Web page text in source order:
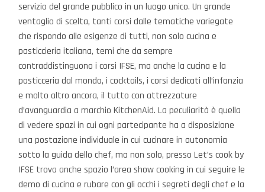
servizio del grande pubblico in un luogo unico. Un grande
ventaglio di scelta, tanti corsi dalle tematiche variegate
che rispondo alle esigenze di tutti, non solo cucina e
pasticcieria italiana, temi che da sempre
contraddistinguono i corsi IFSE, ma anche la cucina e la
pasticceria dal mondo, i cocktails, i corsi dedicati all’infanzia
e molto altro ancora, il tutto con attrezzature
d’avanguardia a marchio KitchenAid. La peculiarità è quella
di vedere spazi in cui ogni partecipante ha a disposizione
una postazione individuale in cui cucinare in autonomia
sotto la guida dello chef, ma non solo, presso Let’s cook by
IFSE trova anche spazio l’area show cooking in cui seguire le
demo di cucina e rubare con gli occhi i segreti degli chef e la